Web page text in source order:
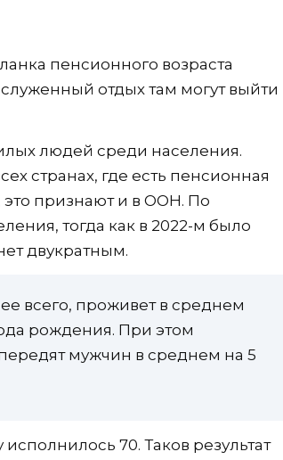
пенсионного возраста
отдых там могут выйти
людей среди населения.
странах, где есть пенсионная
это признают и в ООН. По
тогда как в 2022-м было
двукратным.
всего, проживет в среднем
рождения. При этом
мужчин в среднем на 5
70. Таков результат